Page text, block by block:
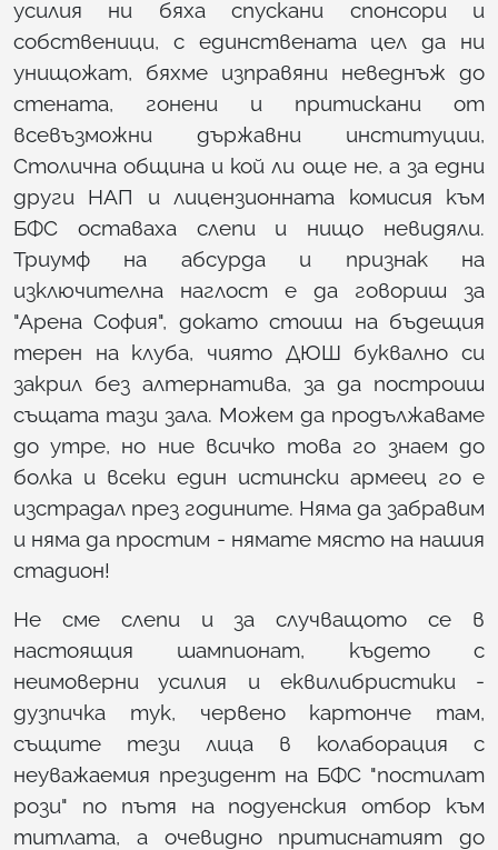
усилия ни бяха спускани спонсори и
собственици, с единствената цел да ни
унищожат, бяхме изправяни неведнъж до
стената, гонени и притискани от
всевъзможни държавни институции,
Столична община и кой ли още не, а за едни
други НАП и лицензионната комисия към
БФС оставаха слепи и нищо невидяли.
Триумф на абсурда и признак на
изключителна наглост е да говориш за
"Арена София", докато стоиш на бъдещия
терен на клуба, чиято ДЮШ буквално си
закрил без алтернатива, за да построиш
същата тази зала. Можем да продължаваме
до утре, но ние всичко това го знаем до
болка и всеки един истински армеец го е
изстрадал през годините. Няма да забравим
и няма да простим - нямате място на нашия
стадион!
Не сме слепи и за случващото се в
настоящия шампионат, където с
неимоверни усилия и еквилибристики -
дузпичка тук, червено картонче там,
същите тези лица в колаборация с
неуважаемия президент на БФС "постилат
рози" по пътя на подуенския отбор към
титлата, а очевидно притиснатият до